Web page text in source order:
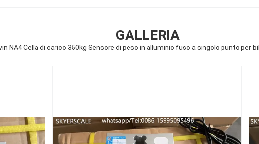
GALLERIA
NA4 Cella di carico 350kg Sensore di peso in alluminio fuso a singolo punto per